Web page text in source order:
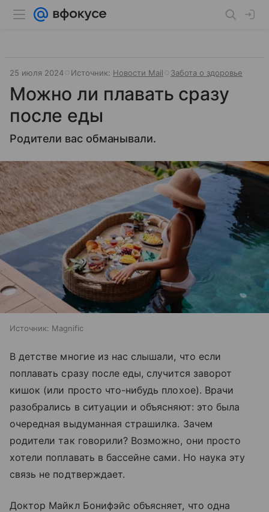
25 июля 2024 Источник: Новости Mail Забота о здоровье
Можно ли плавать сразу
после еды
Родители вас обманывали.
Источник: Magnific
В детстве многие из нас слышали, что если
поплавать сразу после еды, случится заворот
кишок (или просто что-нибудь плохое). Врачи
разобрались в ситуации и объясняют: это была
очередная выдуманная страшилка. Зачем
родители так говорили? Возможно, они просто
хотели поплавать в бассейне сами. Но наука эту
связь не подтверждает.
Доктор Майкл Бонифэйс объясняет, что одна